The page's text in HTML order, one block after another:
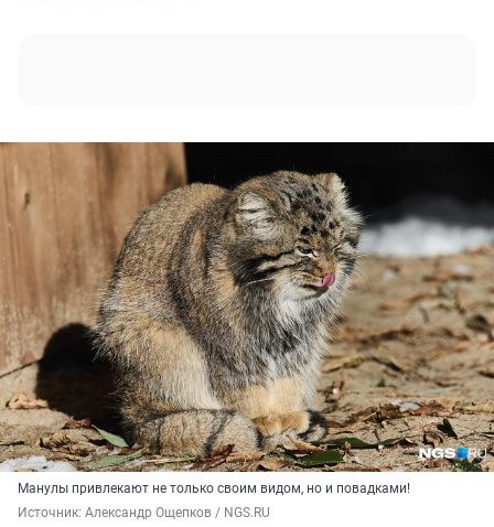
Манулы привлекают не только своим видом, но и повадками!
Источник: Александр Ощепков / NGS.RU